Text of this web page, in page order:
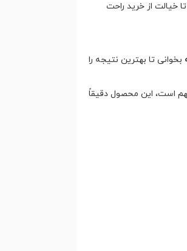
خیالت از خرید راحت
بخوانی تا بهترین نتیجه را
مهم است، این محصول دقیقاً